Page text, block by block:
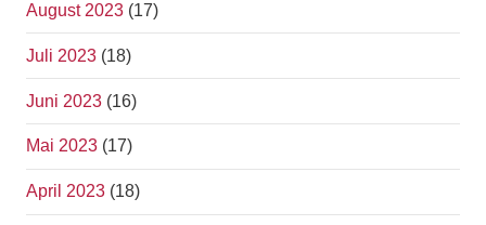
August 2023 (17)
Juli 2023 (18)
Juni 2023 (16)
Mai 2023 (17)
April 2023 (18)